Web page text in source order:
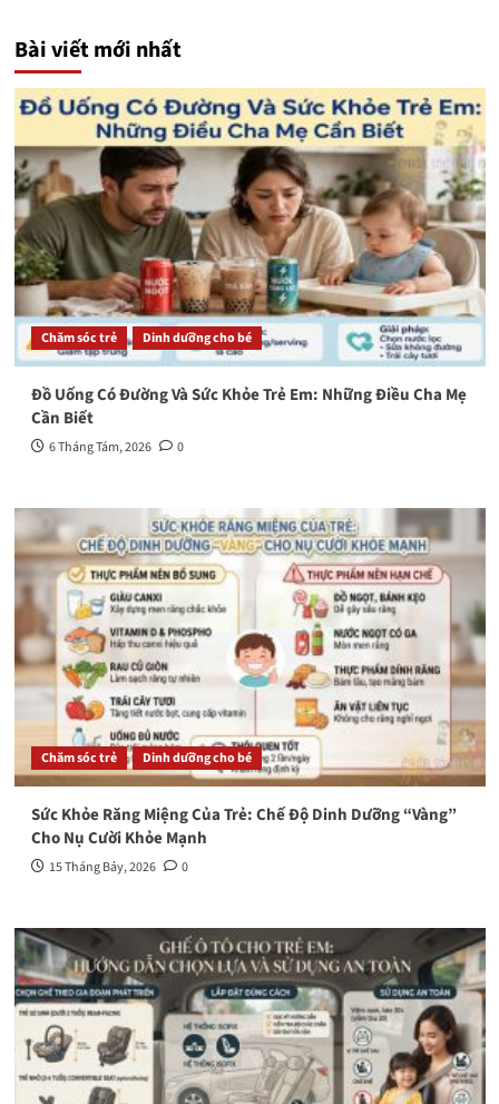
Bài viết mới nhất
Chăm sóc trẻ Dinh dưỡng cho bé
Đồ Uống Có Đường Và Sức Khỏe Trẻ Em: Những Điều Cha Mẹ
Cần Biết
6 Tháng Tám, 2026 0
Chăm sóc trẻ Dinh dưỡng cho bé
Sức Khỏe Răng Miệng Của Trẻ: Chế Độ Dinh Dưỡng “Vàng”
Cho Nụ Cười Khỏe Mạnh
15 Tháng Bảy, 2026 0